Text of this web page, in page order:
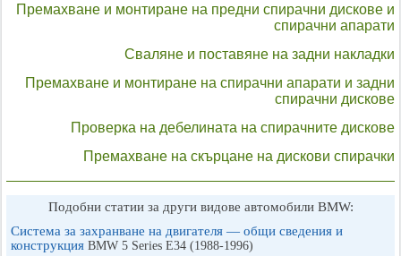
Премахване и монтиране на предни спирачни дискове и
спирачни апарати
Сваляне и поставяне на задни накладки
Премахване и монтиране на спирачни апарати и задни
спирачни дискове
Проверка на дебелината на спирачните дискове
Премахване на скърцане на дискови спирачки
Подобни статии за други видове автомобили BMW:
Система за захранване на двигателя — общи сведения и
конструкция BMW 5 Series E34 (1988-1996)